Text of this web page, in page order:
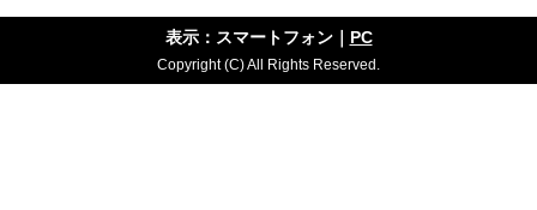
表示：スマートフォン｜ PC
Copyright (C) All Rights Reserved.